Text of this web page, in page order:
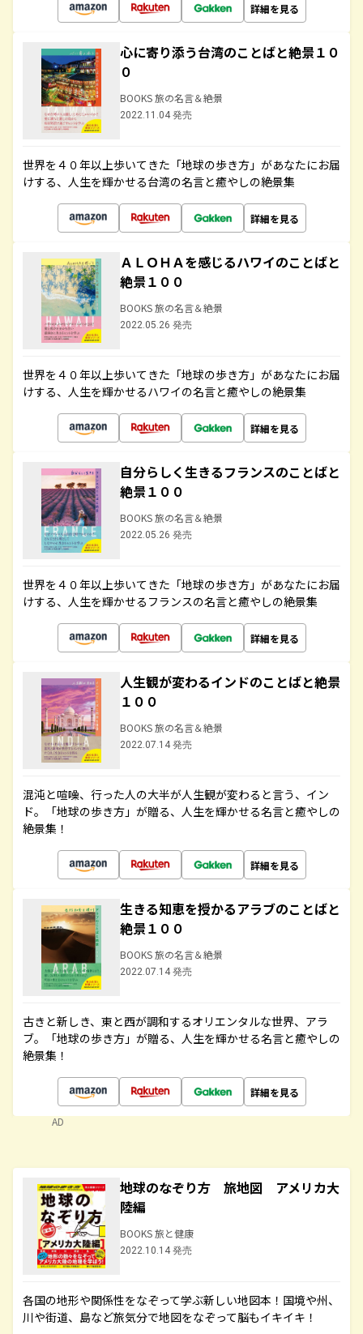
詳細を見る
心に寄り添う台湾のことばと絶景１０
０
BOOKS 旅の名言＆絶景
2022.11.04 発売
世界を４０年以上歩いてきた「地球の歩き方」があなたにお届
けする、人生を輝かせる台湾の名言と癒やしの絶景集
詳細を見る
ＡＬＯＨＡを感じるハワイのことばと
絶景１００
BOOKS 旅の名言＆絶景
2022.05.26 発売
世界を４０年以上歩いてきた「地球の歩き方」があなたにお届
けする、人生を輝かせるハワイの名言と癒やしの絶景集
詳細を見る
自分らしく生きるフランスのことばと
絶景１００
BOOKS 旅の名言＆絶景
2022.05.26 発売
世界を４０年以上歩いてきた「地球の歩き方」があなたにお届
けする、人生を輝かせるフランスの名言と癒やしの絶景集
詳細を見る
人生観が変わるインドのことばと絶景
１００
BOOKS 旅の名言＆絶景
2022.07.14 発売
混沌と喧噪、行った人の大半が人生観が変わると言う、イン
ド。「地球の歩き方」が贈る、人生を輝かせる名言と癒やしの
絶景集！
詳細を見る
生きる知恵を授かるアラブのことばと
絶景１００
BOOKS 旅の名言＆絶景
2022.07.14 発売
古きと新しき、東と西が調和するオリエンタルな世界、アラ
ブ。「地球の歩き方」が贈る、人生を輝かせる名言と癒やしの
絶景集！
詳細を見る
AD
地球のなぞり方 旅地図 アメリカ大
陸編
BOOKS 旅と健康
2022.10.14 発売
各国の地形や関係性をなぞって学ぶ新しい地図本！国境や州、
川や街道、島など旅気分で地図をなぞって脳もイキイキ！